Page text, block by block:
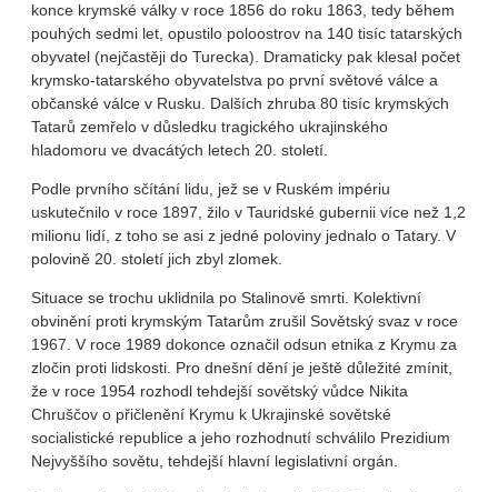
konce krymské války v roce 1856 do roku 1863, tedy během
pouhých sedmi let, opustilo poloostrov na 140 tisíc tatarských
obyvatel (nejčastěji do Turecka). Dramaticky pak klesal počet
krymsko-tatarského obyvatelstva po první světové válce a
občanské válce v Rusku. Dalších zhruba 80 tisíc krymských
Tatarů zemřelo v důsledku tragického ukrajinského
hladomoru ve dvacátých letech 20. století.
Podle prvního sčítání lidu, jež se v Ruském impériu
uskutečnilo v roce 1897, žilo v Tauridské gubernii více než 1,2
milionu lidí, z toho se asi z jedné poloviny jednalo o Tatary. V
polovině 20. století jich zbyl zlomek.
Situace se trochu uklidnila po Stalinově smrti. Kolektivní
obvinění proti krymským Tatarům zrušil Sovětský svaz v roce
1967. V roce 1989 dokonce označil odsun etnika z Krymu za
zločin proti lidskosti. Pro dnešní dění je ještě důležité zmínit,
že v roce 1954 rozhodl tehdejší sovětský vůdce Nikita
Chruščov o přičlenění Krymu k Ukrajinské sovětské
socialistické republice a jeho rozhodnutí schválilo Prezidium
Nejvyššího sovětu, tehdejší hlavní legislativní orgán.